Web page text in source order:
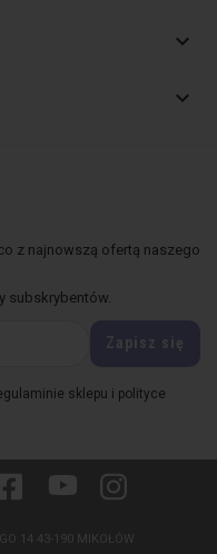


z najnowszą ofertą naszego
subskrybentów.
sklepu i polityce
FacebookYouTube
14 43-190 MIKOŁÓW